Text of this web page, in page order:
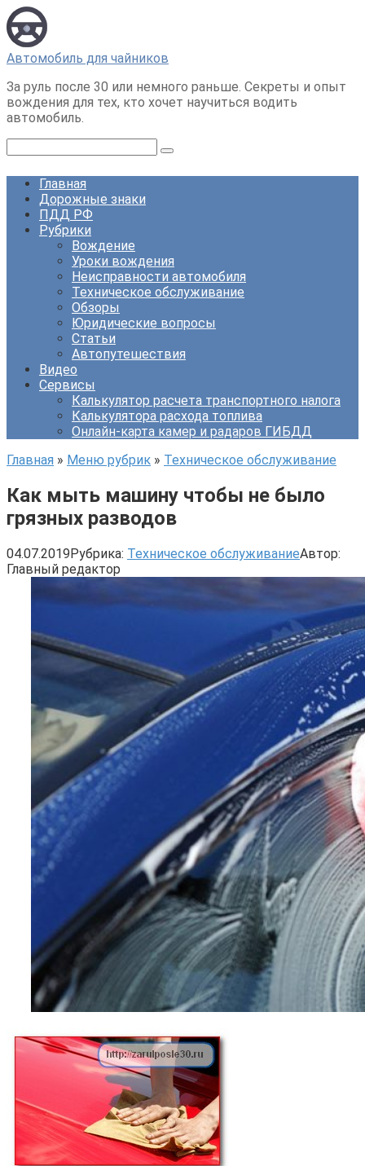
Перейти
к
контенту
Автомобиль для чайников
За руль после 30 или немного раньше. Секреты и опыт
вождения для тех, кто хочет научиться водить
автомобиль.
Главная
Дорожные знаки
ПДД РФ
Рубрики
Вождение
Уроки вождения
Неисправности автомобиля
Техническое обслуживание
Обзоры
Юридические вопросы
Статьи
Автопутешествия
Видео
Сервисы
Калькулятор расчета транспортного налога
Калькулятора расхода топлива
Онлайн-карта камер и радаров ГИБДД
Главная » Меню рубрик » Техническое обслуживание
Как мыть машину чтобы не было
грязных разводов
04.07.2019Рубрика: Техническое обслуживаниеАвтор:
Главный редактор